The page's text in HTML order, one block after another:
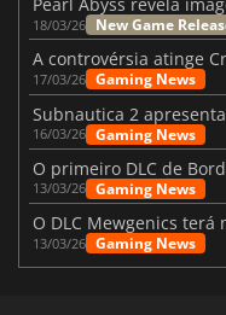
18/03/26 New Game
17/03/26 Gaming News
16/03/26 Gaming News
13/03/26 Gaming News
O DLC Mewgenics
13/03/26 Gaming News